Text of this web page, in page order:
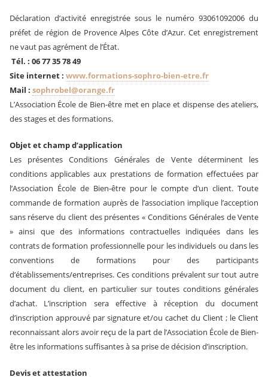
Déclaration d’activité enregistrée sous le numéro 93061092006 du
préfet de région de Provence Alpes Côte d’Azur. Cet enregistrement
ne vaut pas agrément de l’État.
Tél. : 06 77 35 78 49
Site internet : www.formations-sophro-bien-etre.fr
Mail : sophrobel@orange.fr
L’Association École de Bien-être met en place et dispense des ateliers,
des stages et des formations.
Objet et champ d’application
Les présentes Conditions Générales de Vente déterminent les
conditions applicables aux prestations de formation effectuées par
l’Association École de Bien-être pour le compte d’un client. Toute
commande de formation auprès de l’association implique l’acception
sans réserve du client des présentes « Conditions Générales de Vente
» ainsi que des informations contractuelles indiquées dans les
contrats de formation professionnelle pour les individuels ou dans les
conventions de formations pour des participants
d’établissements/entreprises. Ces conditions prévalent sur tout autre
document du client, en particulier sur toutes conditions générales
d’achat. L’inscription sera effective à réception du document
d’inscription approuvé par signature et/ou cachet du Client ; le Client
reconnaissant alors avoir reçu de la part de l’Association École de Bien-
être les informations suffisantes à sa prise de décision d’inscription.
Devis et attestation